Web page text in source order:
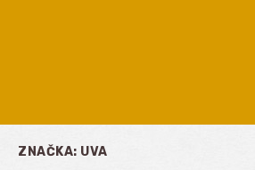
ZNAČKA: UVA